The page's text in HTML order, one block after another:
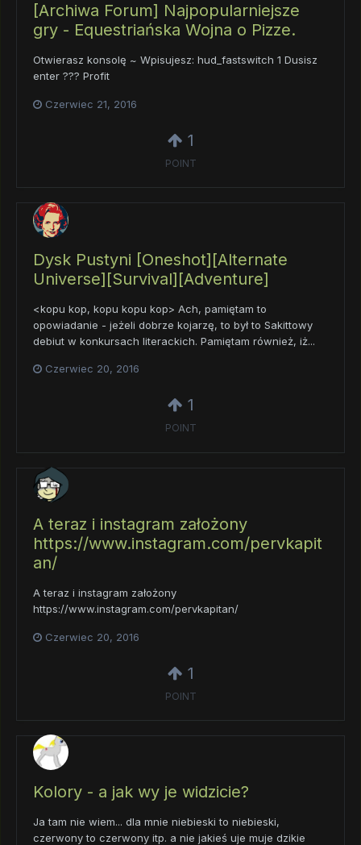
[Archiwa Forum] Najpopularniejsze
gry - Equestriańska Wojna o Pizze.
Otwierasz konsolę ~ Wpisujesz: hud_fastswitch 1 Dusisz
enter ??? Profit
Czerwiec 21, 2016
1
POINT
Dysk Pustyni [Oneshot][Alternate
Universe][Survival][Adventure]
<kopu kop, kopu kopu kop> Ach, pamiętam to
opowiadanie - jeżeli dobrze kojarzę, to był to Sakittowy
debiut w konkursach literackich. Pamiętam również, iż...
Czerwiec 20, 2016
1
POINT
A teraz i instagram założony
https://www.instagram.com/pervkapit
an/
A teraz i instagram założony
https://www.instagram.com/pervkapitan/
Czerwiec 20, 2016
1
POINT
Kolory - a jak wy je widzicie?
Ja tam nie wiem... dla mnie niebieski to niebieski,
czerwony to czerwony itp. a nie jakieś uje muje dzikie